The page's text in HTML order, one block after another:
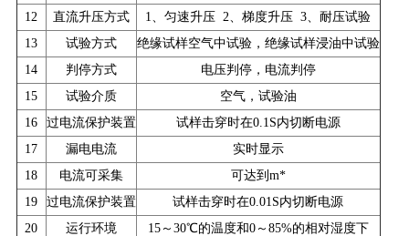
12
直流升压方式
1、匀速升压 2、梯度升压 3、耐压试验
13
试验方式
绝缘试样空气中试验，绝缘试样浸油中试验
14
判停方式
电压判停，电流判停
15
试验介质
空气，试验油
16
过电流保护装置
试样击穿时在0.1S内切断电源
17
漏电电流
实时显示
18
电流可采集
可达到m*
19
过电流保护装置
试样击穿时在0.01S内切断电源
20
运行环境
15～30℃的温度和0～85%的相对湿度下